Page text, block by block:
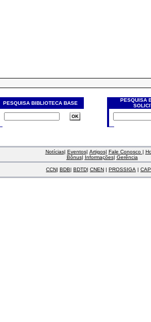
PESQUISA BIBLIOTECA BASE
PESQUISA
Notícias| Eventos| Artigos| Fale Conosco |
Bônus| Informações| Gerência
CCN| BDB| BDTD| CNEN | PROSSIGA |